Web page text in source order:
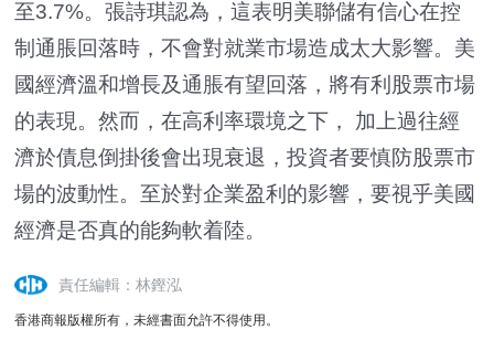
至3.7%。張詩琪認為，這表明美聯儲有信心在控
制通脹回落時，不會對就業市場造成太大影響。美
國經濟溫和增長及通脹有望回落，將有利股票市場
的表現。然而，在高利率環境之下， 加上過往經
濟於債息倒掛後會出現衰退，投資者要慎防股票市
場的波動性。至於對企業盈利的影響，要視乎美國
經濟是否真的能夠軟着陸。
責任編輯：林鏗泓
香港商報版權所有，未經書面允許不得使用。